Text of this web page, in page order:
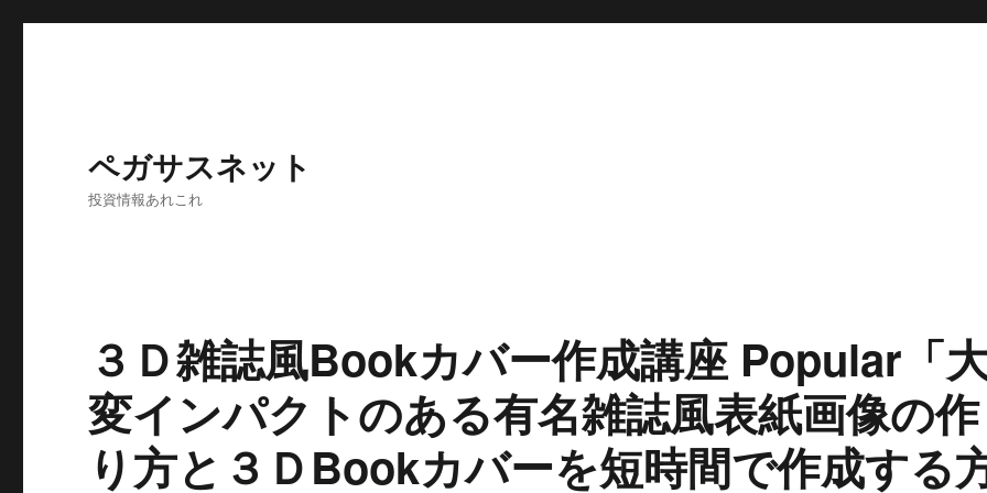
ペガサスネット
投資情報あれこれ
３Ｄ雑誌風Bookカバー作成講座 Popular「
変インパクトのある有名雑誌風表紙画像の作
り方と３ＤBookカバーを短時間で作成する